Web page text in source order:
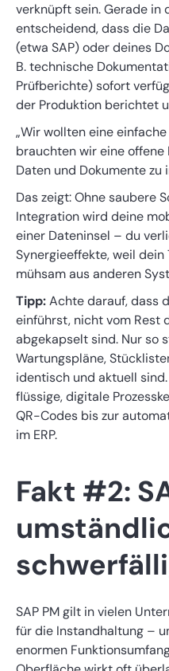
verknüpft sein. Gerade in
entscheidend, dass die
(etwa SAP) oder deines
B. technische
Prüfberichte) sofort
der Produktion berichtet
„Wir wollten eine
brauchten wir eine
Daten und Dokumente zu
Das zeigt: Ohne saubere
Integration wird deine
einer Dateninsel – du
Synergieeffekte, weil
mühsam aus anderen
Tipp:Achte darauf, dass
einführst, nicht vom Rest
abgekapselt sind. Nur so
Wartungspläne,
identisch und aktuell
flüssige, digitale
QR-Codes bis zur
im ERP.
Fakt #2:
SAP PM gilt in vielen
für die Instandhaltung –
enormen